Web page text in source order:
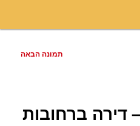
תמונה הבאה
דירה ברחובות